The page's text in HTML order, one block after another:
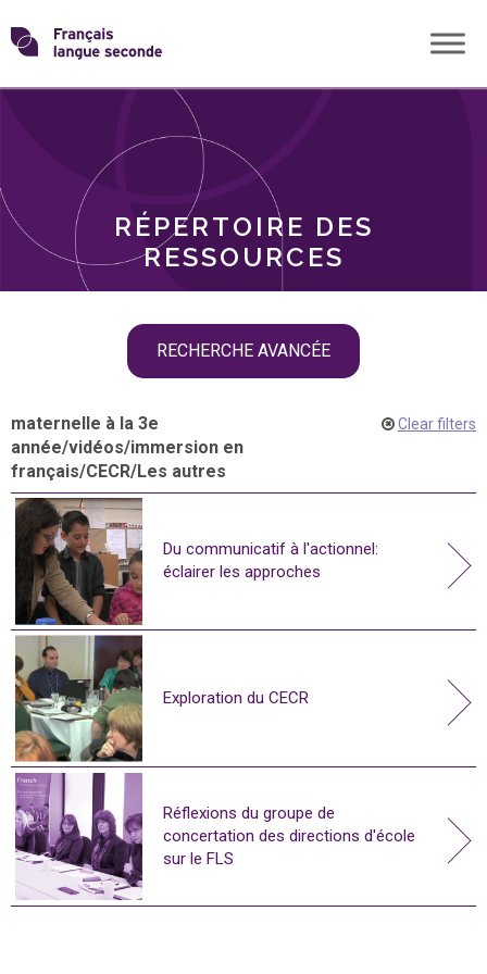
Skip
toTransformons
langue
RÉPERTOIRE DES
RESSOURCES
RECHERCHE AVANCÉE
THÈMES
maternelle à la 3e
année/vidéos/immersion en
français/CECR/Les autres
Clear filters
Du communicatif à l'actionnel:
éclairer les approches
Exploration du CECR
Réflexions du groupe de
concertation des directions d'école
sur le FLS